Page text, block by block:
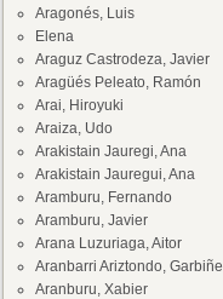
Aragonés, Luis
Elena
Araguz Castrodeza, Javier
Aragüés Peleato, Ramón
Arai, Hiroyuki
Araiza, Udo
Arakistain Jauregi, Ana
Arakistain Jauregui, Ana
Aramburu, Fernando
Aramburu, Javier
Arana Luzuriaga, Aitor
Aranbarri Ariztondo, Garbiñe
Aranburu, Xabier